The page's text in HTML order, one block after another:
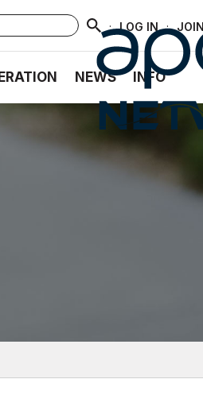
· LOG IN ·
NEWS INFO